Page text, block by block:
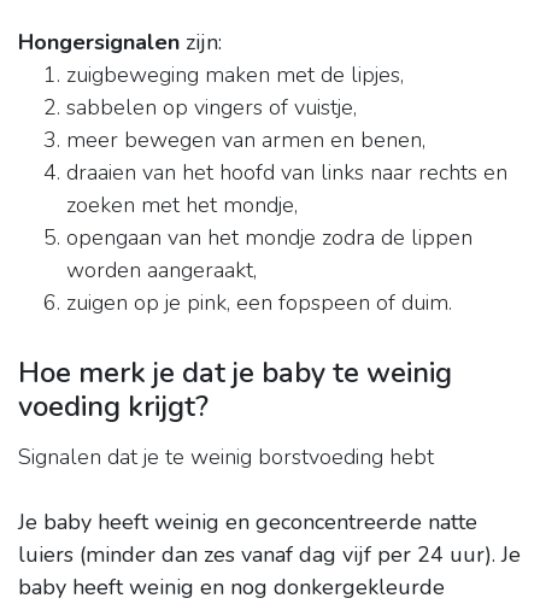
Hongersignalen zijn:
zuigbeweging maken met de lipjes,
sabbelen op vingers of vuistje,
meer bewegen van armen en benen,
draaien van het hoofd van links naar rechts en
zoeken met het mondje,
opengaan van het mondje zodra de lippen
worden aangeraakt,
zuigen op je pink, een fopspeen of duim.
Hoe merk je dat je baby te weinig
voeding krijgt?
Signalen dat je te weinig borstvoeding hebt
Je baby heeft weinig en geconcentreerde natte
luiers (minder dan zes vanaf dag vijf per 24 uur). Je
baby heeft weinig en nog donkergekleurde